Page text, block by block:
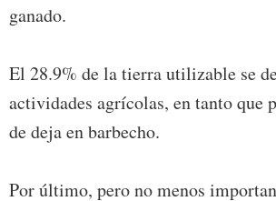
ganado.
El 28.9% de la tierra utilizable se
actividades agrícolas, en tanto que
de deja en barbecho.
Por último, pero no menos